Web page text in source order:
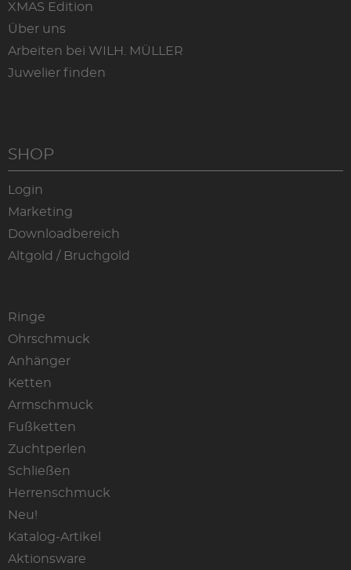
XMAS Edition
Über uns
Arbeiten bei WILH. MÜLLER
Juwelier finden
SHOP
Login
Marketing
Downloadbereich
Altgold / Bruchgold
Ringe
Ohrschmuck
Anhänger
Ketten
Armschmuck
Fußketten
Zuchtperlen
Schließen
Herrenschmuck
Neu!
Katalog-Artikel
Aktionsware